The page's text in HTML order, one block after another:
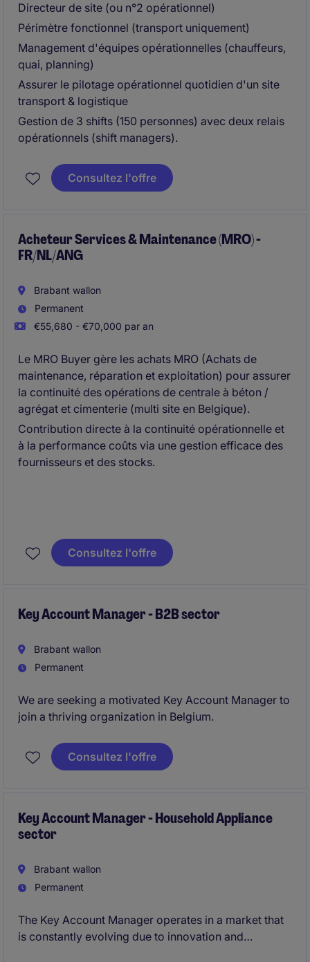
Directeur de site (ou n°2 opérationnel)
Périmètre fonctionnel (transport uniquement)
Management d'équipes opérationnelles (chauffeurs,
quai, planning)
Assurer le pilotage opérationnel quotidien d'un site
transport & logistique
Gestion de 3 shifts (150 personnes) avec deux relais
opérationnels (shift managers).
Consultez l'offre
Acheteur Services & Maintenance (MRO) -
FR/NL/ANG
Brabant wallon
Permanent
€55,680 - €70,000 par an
Le MRO Buyer gère les achats MRO (Achats de
maintenance, réparation et exploitation) pour assurer
la continuité des opérations de centrale à béton /
agrégat et cimenterie (multi site en Belgique).
Contribution directe à la continuité opérationnelle et
à la performance coûts via une gestion efficace des
fournisseurs et des stocks.
Consultez l'offre
Key Account Manager - B2B sector
Brabant wallon
Permanent
We are seeking a motivated Key Account Manager to
join a thriving organization in Belgium.
Consultez l'offre
Key Account Manager - Household Appliance
sector
Brabant wallon
Permanent
The Key Account Manager operates in a market that
is constantly evolving due to innovation and